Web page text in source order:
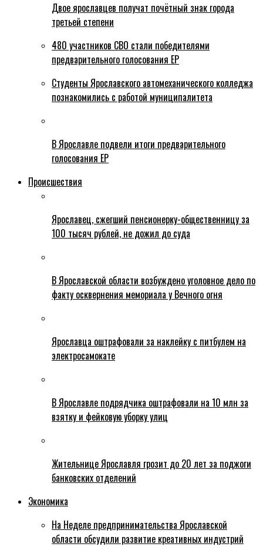
Двое ярославцев получат почётный знак города
третьей степени
480 участников СВО стали победителями
предварительного голосования ЕР
Студенты Ярославского автомеханического колледжа
познакомились с работой муниципалитета
В Ярославле подвели итоги предварительного
голосования ЕР
Происшествия
Ярославец, сжегший пенсионерку-общественницу за
100 тысяч рублей, не дожил до суда
В Ярославской области возбуждено уголовное дело по
факту осквернения мемориала у Вечного огня
Ярославца оштрафовали за наклейку с питбулем на
электросамокате
В Ярославле подрядчика оштрафовали на 10 млн за
взятку и фейковую уборку улиц
Жительнице Ярославля грозит до 20 лет за поджоги
банковских отделений
Экономика
На Неделе предпринимательства Ярославской
области обсудили развитие креативных индустрий